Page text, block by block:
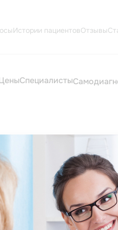
Истории пациентовОтзывы
Специалисты
найден